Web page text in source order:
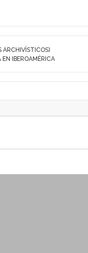
ARCHIVÍSTICOS)
IBEROAMÉRICA